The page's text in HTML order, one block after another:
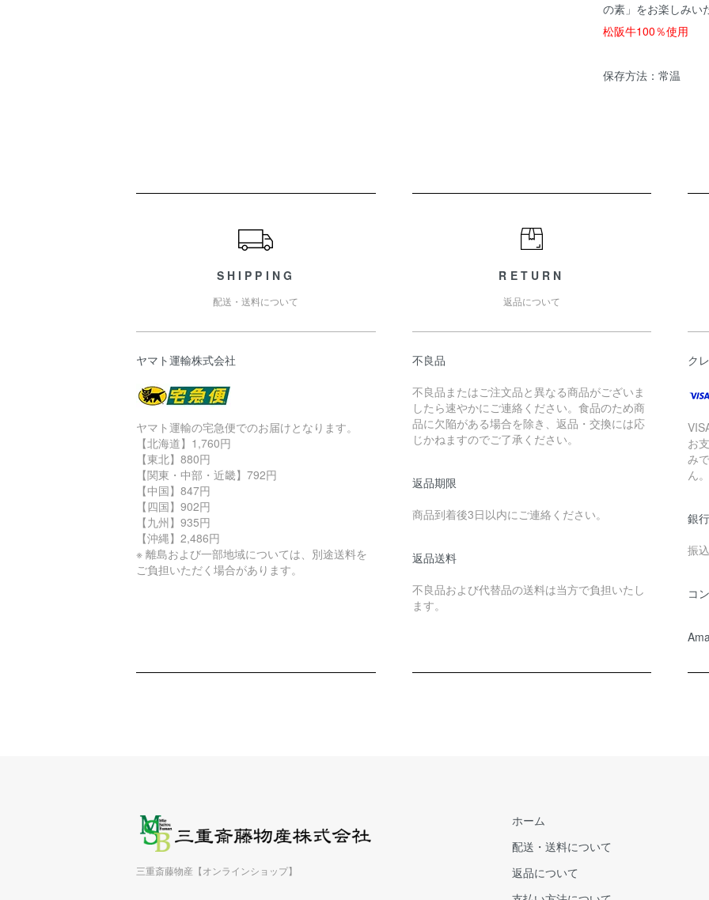
の素」をお楽しみい
松阪牛100％使用
保存方法：常温
SHIPPING
配送・送料について
ヤマト運輸株式会社
ヤマト運輸の宅急便でのお届けとなります。
【北海道】1,760円
【東北】880円
【関東・中部・近畿】792円
【中国】847円
【四国】902円
【九州】935円
【沖縄】2,486円
※ 離島および一部地域については、別途送料を
ご負担いただく場合があります。
RETURN
返品について
不良品
不良品またはご注文品と異なる商品がございま
したら速やかにご連絡ください。食品のため商
品に欠陥がある場合を除き、返品・交換には応
じかねますのでご了承ください。
返品期限
商品到着後3日以内にご連絡ください。
返品送料
不良品および代替品の送料は当方で負担いたし
ます。
ク
お
み
ん。
銀
振
コ
三重斎藤物産【オンラインショップ】
ホーム
配送・送料について
返品について